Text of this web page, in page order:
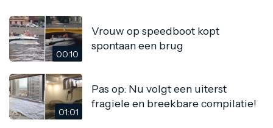
00:10
Vrouw op speedboot kopt
spontaan een brug
01:01
Pas op: Nu volgt een uiterst
fragiele en breekbare compilatie!